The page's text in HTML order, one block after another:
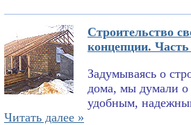
Строительство
концепции. Часть
Задумываясь о
дома, мы думали о
удобным,
Читать далее »